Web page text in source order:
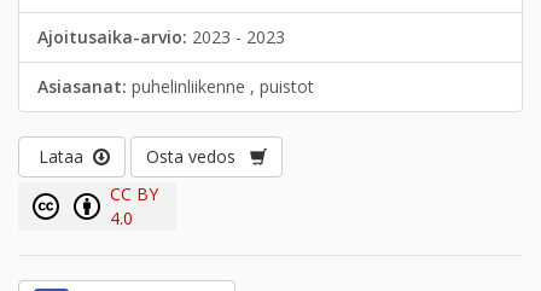
Ajoitusaika-arvio: 2023 - 2023
Asiasanat: puhelinliikenne , puistot
Lataa
Osta vedos
CC BY
4.0